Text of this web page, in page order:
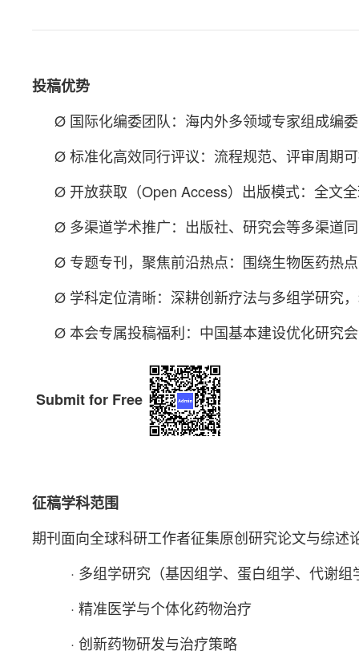
投稿优势
Ø 国际化编委团队：海内外多领域专家组成编
Ø 标准化高效同行评议：流程规范、评审周期
Ø 开放获取（Open Access）出版模式：全文
Ø 多渠道学术推广：出版社、研究会等多渠道
Ø 专题专刊，聚焦前沿热点：围绕生物医药热
Ø 学科定位清晰：深耕创新疗法与多组学研究
Ø 本会专属投稿福利：中国基本建设优化研究
Submit for Free
征稿学科范围
期刊面向全球科研工作者征集原创研究论文与综述
· 多组学研究（基因组学、蛋白组学、代谢组
· 精准医学与个体化药物治疗
· 创新药物研发与治疗策略